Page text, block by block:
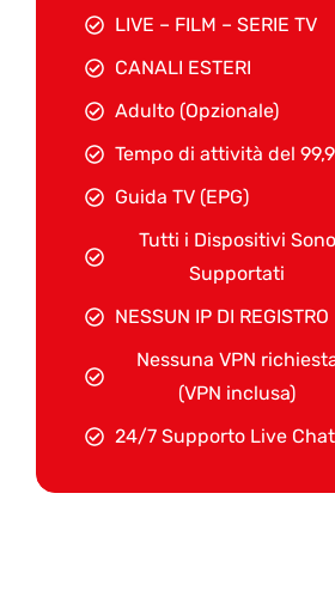
LIVE – FILM – SERIE TV
CANALI ESTERI
Adulto (Opzionale)
Tempo di attività del
Guida TV (EPG)
Tutti i Dispositivi Sono
Supportati
NESSUN IP DI REGISTRO
Nessuna VPN
(VPN inclusa)
24/7 Supporto Live Chat